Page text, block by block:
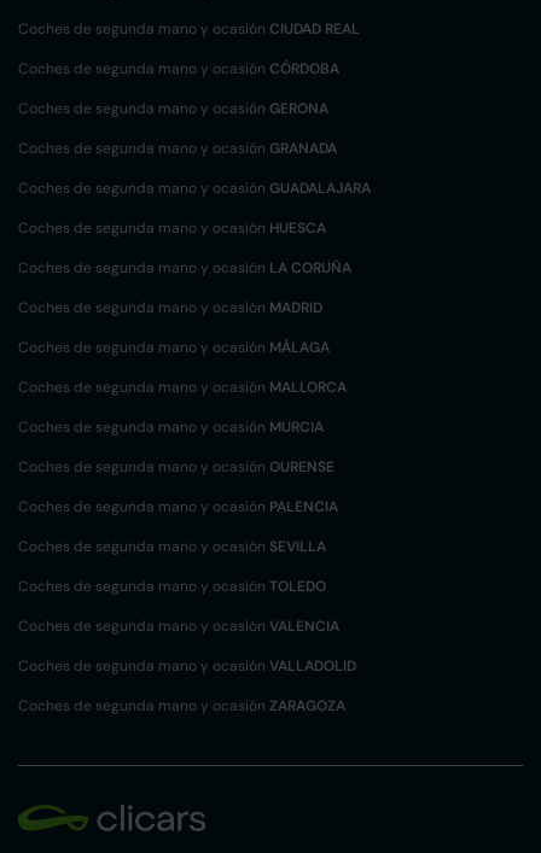
Coches de segunda mano y ocasión CIUDAD REAL
Coches de segunda mano y ocasión CÓRDOBA
Coches de segunda mano y ocasión GERONA
Coches de segunda mano y ocasión GRANADA
Coches de segunda mano y ocasión GUADALAJARA
Coches de segunda mano y ocasión HUESCA
Coches de segunda mano y ocasión LA CORUÑA
Coches de segunda mano y ocasión MADRID
Coches de segunda mano y ocasión MÁLAGA
Coches de segunda mano y ocasión MALLORCA
Coches de segunda mano y ocasión MURCIA
Coches de segunda mano y ocasión OURENSE
Coches de segunda mano y ocasión PALENCIA
Coches de segunda mano y ocasión SEVILLA
Coches de segunda mano y ocasión TOLEDO
Coches de segunda mano y ocasión VALENCIA
Coches de segunda mano y ocasión VALLADOLID
Coches de segunda mano y ocasión ZARAGOZA